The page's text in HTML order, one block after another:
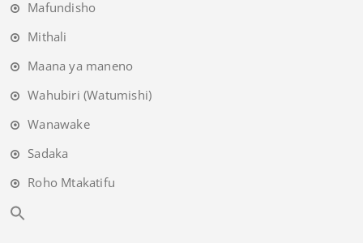
Mafundisho
Mithali
Maana ya maneno
Wahubiri (Watumishi)
Wanawake
Sadaka
Roho Mtakatifu